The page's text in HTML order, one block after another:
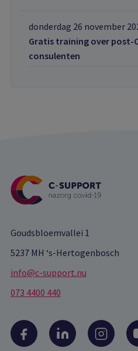
donderdag 26 november
Gratis training over post-
consulenten
Goudsbloemvallei 1
5237 MH ‘s-Hertogenbosch
info@c-support.nu
073 4400 440